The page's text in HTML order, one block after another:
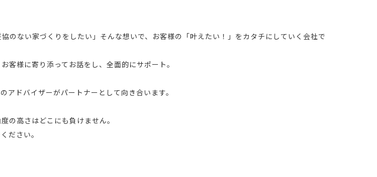
のない家づくりをしたい」そんな想いで、お客様の「叶えたい！」をカタチにしていく会社で
客様に寄り添ってお話をし、全面的にサポート。
ドバイザーがパートナーとして向き合います。
の高さはどこにも負けません。
ださい。